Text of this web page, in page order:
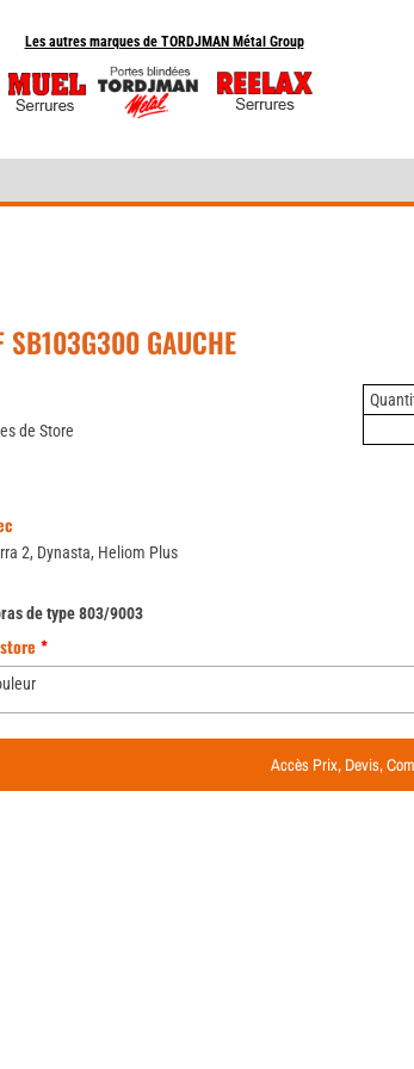
Les autres marques de TORDJMAN Métal Group
SB103G300 GAUCHE
de Store
2, Dynasta, Heliom Plus
de type 803/9003
*
Accès Prix, Devis,